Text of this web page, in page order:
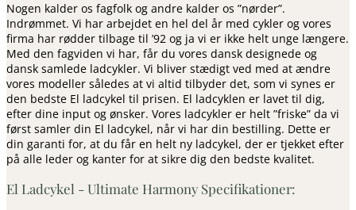
Nogen kalder os fagfolk og andre kalder os ”nørder”.
Indrømmet. Vi har arbejdet en hel del år med cykler og vores
firma har rødder tilbage til ’92 og ja vi er ikke helt unge længere.
Med den fagviden vi har, får du vores dansk designede og
dansk samlede ladcykler. Vi bliver stædigt ved med at ændre
vores modeller således at vi altid tilbyder det, som vi synes er
den bedste El ladcykel til prisen. El ladcyklen er lavet til dig,
efter dine input og ønsker. Vores ladcykler er helt ”friske” da vi
først samler din El ladcykel, når vi har din bestilling. Dette er
din garanti for, at du får en helt ny ladcykel, der er tjekket efter
på alle leder og kanter for at sikre dig den bedste kvalitet.
El Ladcykel - Ultimate Harmony Specifikationer: